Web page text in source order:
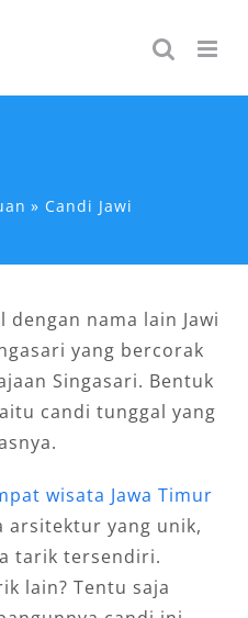
Candi Jawi
dengan nama lain Jawi
yang bercorak
Singasari. Bentuk
candi tunggal yang
wisata Jawa Timur
arsitektur yang unik,
tarik tersendiri.
lain? Tentu saja